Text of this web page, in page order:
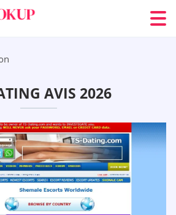
AVIS 2026